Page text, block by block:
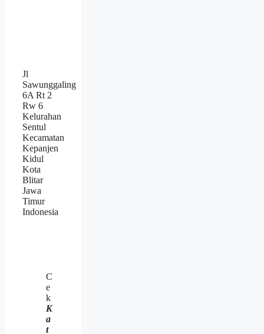
Jl
Sawunggaling
6A Rt 2
Rw 6
Kelurahan
Sentul
Kecamatan
Kepanjen
Kidul
Kota
Blitar
Jawa
Timur
Indonesia
C
e
k
K
a
t